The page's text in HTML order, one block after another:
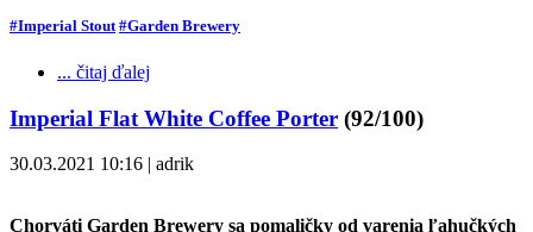
#Imperial Stout #Garden Brewery
... čitaj ďalej
Imperial Flat White Coffee Porter (92/100)
30.03.2021 10:16 | adrik
Chorváti Garden Brewery sa pomaličky od varenia ľahučkých